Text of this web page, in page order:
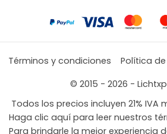
Términos y condiciones Política
© 2015 - 2026 -
Todos los precios incluyen 21% IVA
Haga clic aquí para leer nuestros
Para brindarle la mejor experiencia